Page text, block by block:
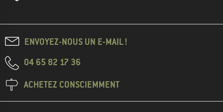
ENVOYEZ-NOUS UN E-MAIL !
04 65 82 17 36
ACHETEZ CONSCIEMMENT